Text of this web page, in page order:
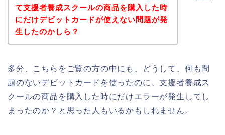
て支援者養成スクールの商品を購入した時
にだけデビットカードが使えない問題が発
生したのかしら？
多分、こちらをご覧の方の中にも、どうして、何も問
題のないデビットカードを使ったのに、支援者養成ス
クールの商品を購入した時にだけエラーが発生してし
まったのか？と思った人もいるかもしれません。